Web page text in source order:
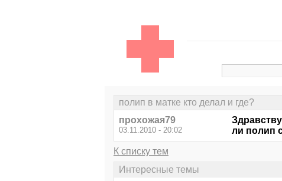
полип в матке кто делал и где?
прохожая79
03.11.2010 - 20:02
ли полип
К списку тем
Интересные темы